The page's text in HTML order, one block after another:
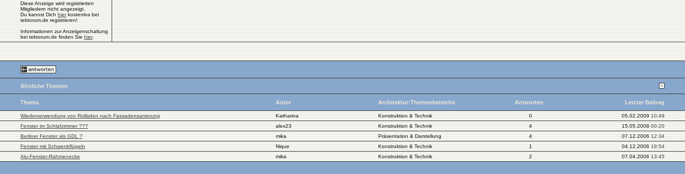
Diese Anzeige wird registrierten
Mitgliedern nicht angezeigt.
Du kannst Dich hierkostenlos bei
tektorum.de registrieren!
Informationen zur Anzeigenschaltung
bei tektorum.de finden Sie hier.
Ähnliche Themen
Thema Autor Architektur-Themenbereiche Antworten Letzter Beitrag
Wiederverwendung von Rolläden nach Fassadensanierung Katharina Konstruktion & Technik 0 05.02.2009 10:49
Fenster im Schlafzimmer ???
alex23 Konstruktion & Technik 4 15.05.2008 00:20
Berliner Fenster als GDL ?
mika Präsentation & Darstellung 4 07.12.2006 12:34
Fenster mit Schwenkflügeln
Nique Konstruktion & Technik 1 04.12.2006 19:54
Alu-Fenster-Rahmenecke
mika Konstruktion & Technik 2 07.04.2006 13:45